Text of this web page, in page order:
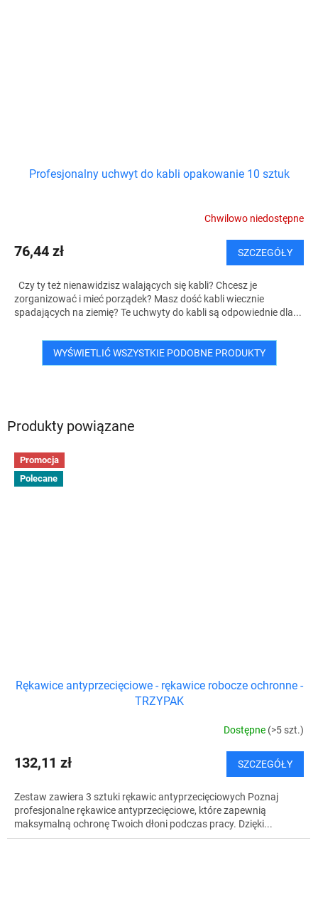
Produkty powiązane
Promocja
Polecane
Rękawice antyprzecięciowe - rękawice robocze ochronne -
TRZYPAK
Dostępne (>5 szt.)
132,11 zł SZCZEGÓŁY
Zestaw zawiera 3 sztuki rękawic antyprzecięciowych Poznaj
profesjonalne rękawice antyprzecięciowe, które zapewnią
maksymalną ochronę Twoich dłoni podczas pracy. Dzięki...
Profesjonalny uchwyt do kabli opakowanie 10 sztuk
Chwilowo niedostępne
76,44 zł SZCZEGÓŁY
Czy ty też nienawidzisz walających się kabli? Chcesz je
zorganizować i mieć porządek? Masz dość kabli wiecznie
spadających na ziemię? Te uchwyty do kabli są odpowiednie dla...
WYŚWIETLIĆ WSZYSTKIE PODOBNE PRODUKTY